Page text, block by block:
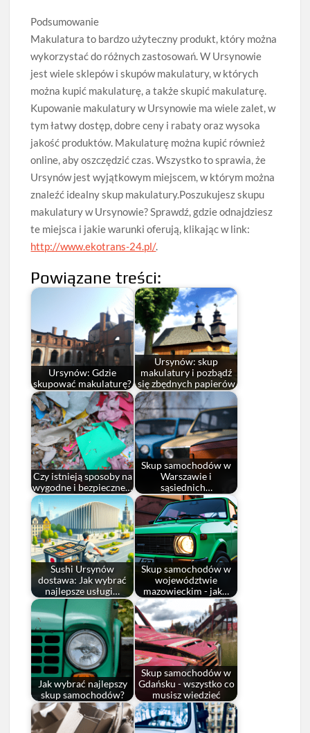
Podsumowanie
Makulatura to bardzo użyteczny produkt, który można
wykorzystać do różnych zastosowań. W Ursynowie
jest wiele sklepów i skupów makulatury, w których
można kupić makulaturę, a także skupić makulaturę.
Kupowanie makulatury w Ursynowie ma wiele zalet, w
tym łatwy dostęp, dobre ceny i rabaty oraz wysoka
jakość produktów. Makulaturę można kupić również
online, aby oszczędzić czas. Wszystko to sprawia, że
Ursynów jest wyjątkowym miejscem, w którym można
znaleźć idealny skup makulatury.Poszukujesz skupu
makulatury w Ursynowie? Sprawdź, gdzie odnajdziesz
te miejsca i jakie warunki oferują, klikając w link:
http://www.ekotrans-24.pl/.
Powiązane treści:
Ursynów: Gdzie
skupować makulaturę?
Ursynów: skup
makulatury i pozbądź
się zbędnych papierów
Czy istnieją sposoby na
wygodne i bezpieczne…
Skup samochodów w
Warszawie i
sąsiednich…
Sushi Ursynów
dostawa: Jak wybrać
najlepsze usługi…
Skup samochodów w
województwie
mazowieckim - jak…
Jak wybrać najlepszy
skup samochodów?
Skup samochodów w
Gdańsku - wszystko co
musisz wiedzieć